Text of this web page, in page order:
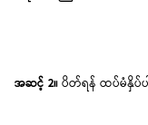
အဆင့် 2။ပိတ်ရန် ထပ်မံနှိပ်ပ